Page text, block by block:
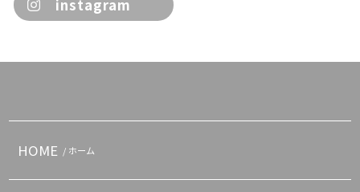
instagram
HOME / ホーム